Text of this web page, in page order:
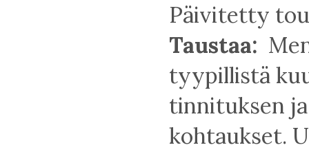
Päivitetty
Taustaa:
tyypillistä
tinnituksen
kohtaukset.